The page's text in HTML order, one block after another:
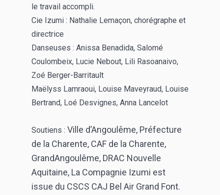
le travail accompli.
Cie Izumi : Nathalie Lemaçon, chorégraphe et
directrice
Danseuses : Anissa Benadida, Salomé
Coulombeix, Lucie Nebout, Lili Rasoanaivo,
Zoé Berger-Barritault
Maëlyss Lamraoui, Louise Maveyraud, Louise
Bertrand, Loé Desvignes, Anna Lancelot
Soutiens : Ville d’Angoulême, Préfecture
de la Charente, CAF de la Charente,
GrandAngoulême, DRAC Nouvelle
Aquitaine, La Compagnie Izumi est
issue du CSCS CAJ Bel Air Grand Font.